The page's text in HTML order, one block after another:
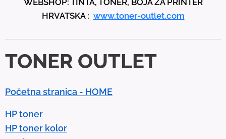
a
HRVATSKA : www.toner-outlet.com
TONER OUTLET
Početna stranica - HOME
HP toner
HP toner kolor